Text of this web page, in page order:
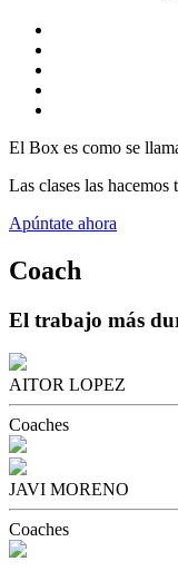
El Box es como se
Las clases las
Apúntate ahora
Coach
El trabajo más
AITOR LOPEZ
Coaches
JAVI MORENO
Coaches